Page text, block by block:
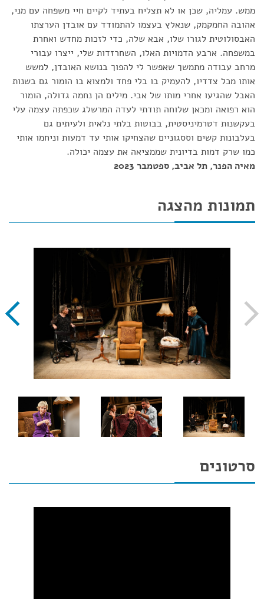
ממש. עמליה, שכן או לא תצליח בעתיד לקיים חיי משפחה עם מני,
אהובה החמקמק, שנאלץ בעצמו להתמודד עם אובדן הערצתו
האבסולוטית לגורו שלו, אבא שלה, כדי לזכות מחדש ואחרת
במשפחה. ארבע הדמויות האלו, השחרזדות שלי, ייצרו עבורי
מרחב עבודה מתמשך שאפשר לי להפוך בנושא האובדן, למשש
אותו מכל צדדיו, להעמיק בו בלי פחד ולמצוא בו הומור גם בשנות
האבל שהגיעו אחרי מותו של אבי. מילים הן נחמה גדולה, הומור
הוא רפואה ומכאן שלוחה תודתי לעדה המרשלג שכפתה עצמה עלי
בעקשנות דטרמיניסטית, בבוטות בלתי נלאית ולעיתים גם
בעלבונות קשים וססגוניים שהצחיקו אותי עד דמעות וניחמו אותי
כמו שרק דמות בדיונית שממציאה את עצמה יכולה.
מאיה הפנר, תל אביב, ספטמבר 2023
תמונות מהצגה
סרטונים